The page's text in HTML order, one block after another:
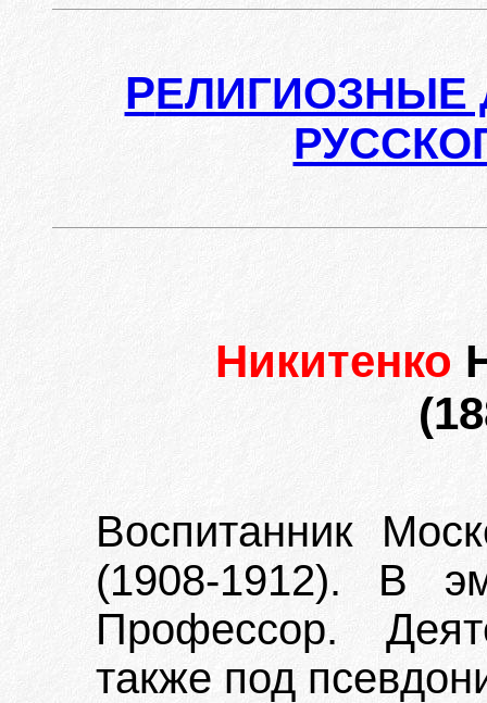
РЕЛИГИОЗНЫЕ
Никитенко
Воспитанник
(1908-1912). В
Профессор.
также под